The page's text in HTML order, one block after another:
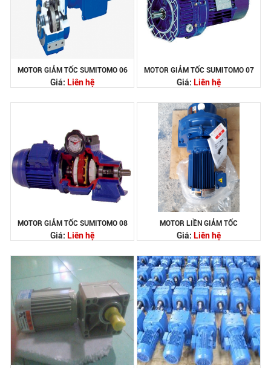
MOTOR GIẢM TỐC SUMITOMO 06
Giá: Liên hệ
MOTOR GIẢM TỐC SUMITOMO 07
Giá: Liên hệ
MOTOR GIẢM TỐC SUMITOMO 08
Giá: Liên hệ
MOTOR LIỀN GIẢM TỐC
Giá: Liên hệ